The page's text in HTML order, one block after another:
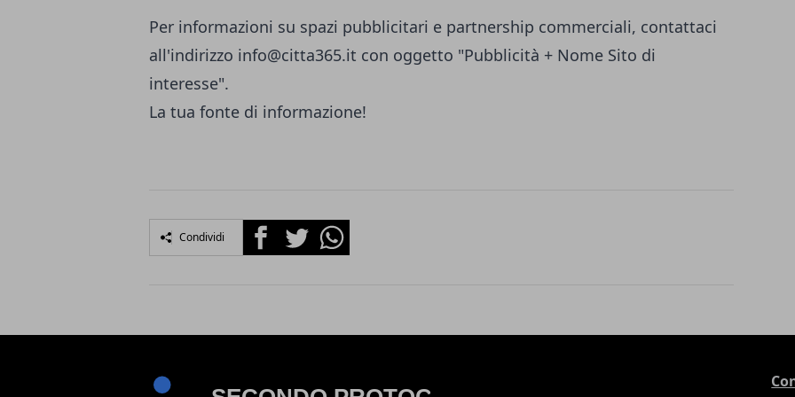
Per informazioni su spazi pubblicitari e partnership commerciali, contattaci
all'indirizzo info@citta365.it con oggetto "Pubblicità + Nome Sito di
interesse".
La tua fonte di informazione!
Condividi FacebookTwitterWhatsapp